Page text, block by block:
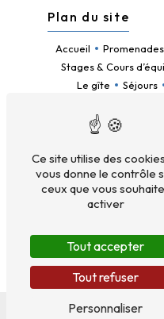
Plan du site
Accueil
Stages & Cours
Le gîte
Séjours
Colonie
Poney
Vistalid- 2026 - Tous
Ce site utilise des
vous donne le contrôle
ceux que vous
activer
Tout accepter
Tout refuser
Personnaliser